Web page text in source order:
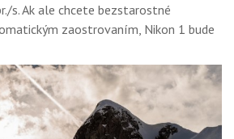
s. Ak ale chcete bezstarostné
zaostrovaním, Nikon 1 bude